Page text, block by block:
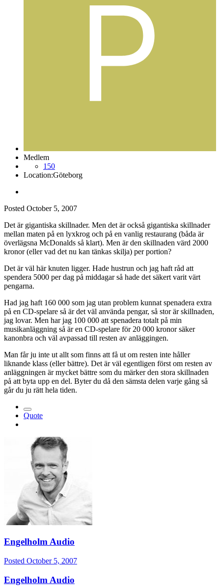
Medlem
150
Location:Göteborg
Posted October 5, 2007
Det är gigantiska skillnader. Men det är också gigantiska skillnader
mellan maten på en lyxkrog och på en vanlig restaurang (båda är
överlägsna McDonalds så klart). Men är den skillnaden värd 2000
kronor (eller vad det nu kan tänkas skilja) per portion?
Det är väl här knuten ligger. Hade hustrun och jag haft råd att
spendera 5000 per dag på middagar så hade det säkert varit värt
pengarna.
Had jag haft 160 000 som jag utan problem kunnat spenadera extra
på en CD-spelare så är det väl använda pengar, så stor är skillnaden,
jag lovar. Men har jag 100 000 att spenadera totalt på min
musikanläggning så är en CD-spelare för 20 000 kronor säker
kanonbra och väl avpassad till resten av anläggingen.
Man får ju inte ut allt som finns att få ut om resten inte håller
liknande klass (eller bättre). Det är väl egentligen först om resten av
anläggningen är mycket bättre som du märker den stora skillnaden
på att byta upp en del. Byter du då den sämsta delen varje gång så
går du ju rätt hela tiden.
Quote
Engelholm Audio
Posted October 5, 2007
Engelholm Audio